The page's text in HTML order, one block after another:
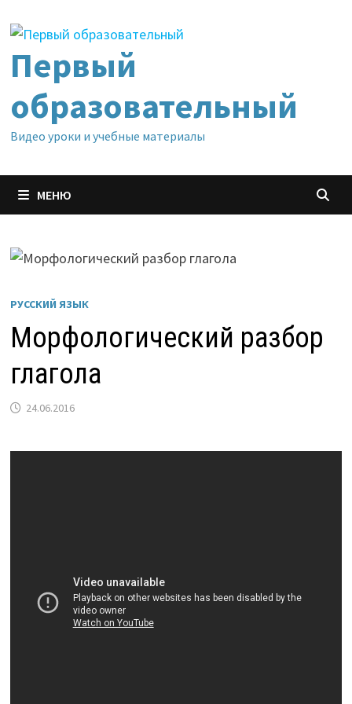
содержимому
Первый
образовательный
Видео уроки и учебные материалы
МЕНЮ
РУССКИЙ ЯЗЫК
Морфологический разбор
глагола
24.06.2016